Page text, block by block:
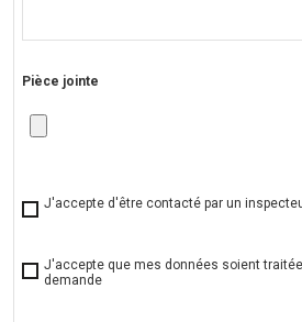
Pièce jointe
J'accepte d'être contacté par un
J'accepte que mes données soient
demande